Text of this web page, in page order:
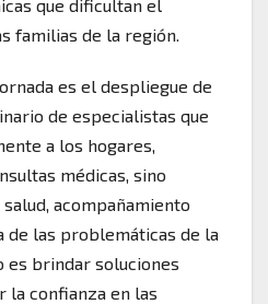
que dificultan el
familias de la región.
es el despliegue de
de especialistas que
a los hogares,
médicas, sino
acompañamiento
de las problemáticas de la
es brindar soluciones
confianza en las